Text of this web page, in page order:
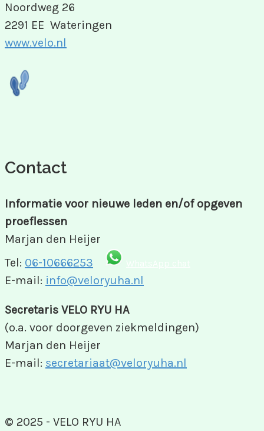
Noordweg 26
2291 EE Wateringen
www.velo.nl
Contact
Informatie voor nieuwe leden en/of opgeven
proeflessen
Marjan den Heijer
Tel: 06-10666253
E-mail: info@veloryuha.nl
Secretaris VELO RYU HA
(o.a. voor doorgeven ziekmeldingen)
Marjan den Heijer
E-mail: secretariaat@veloryuha.nl
© 2025 - VELO RYU HA